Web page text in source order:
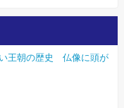
王朝の歴史 仏像に頭が